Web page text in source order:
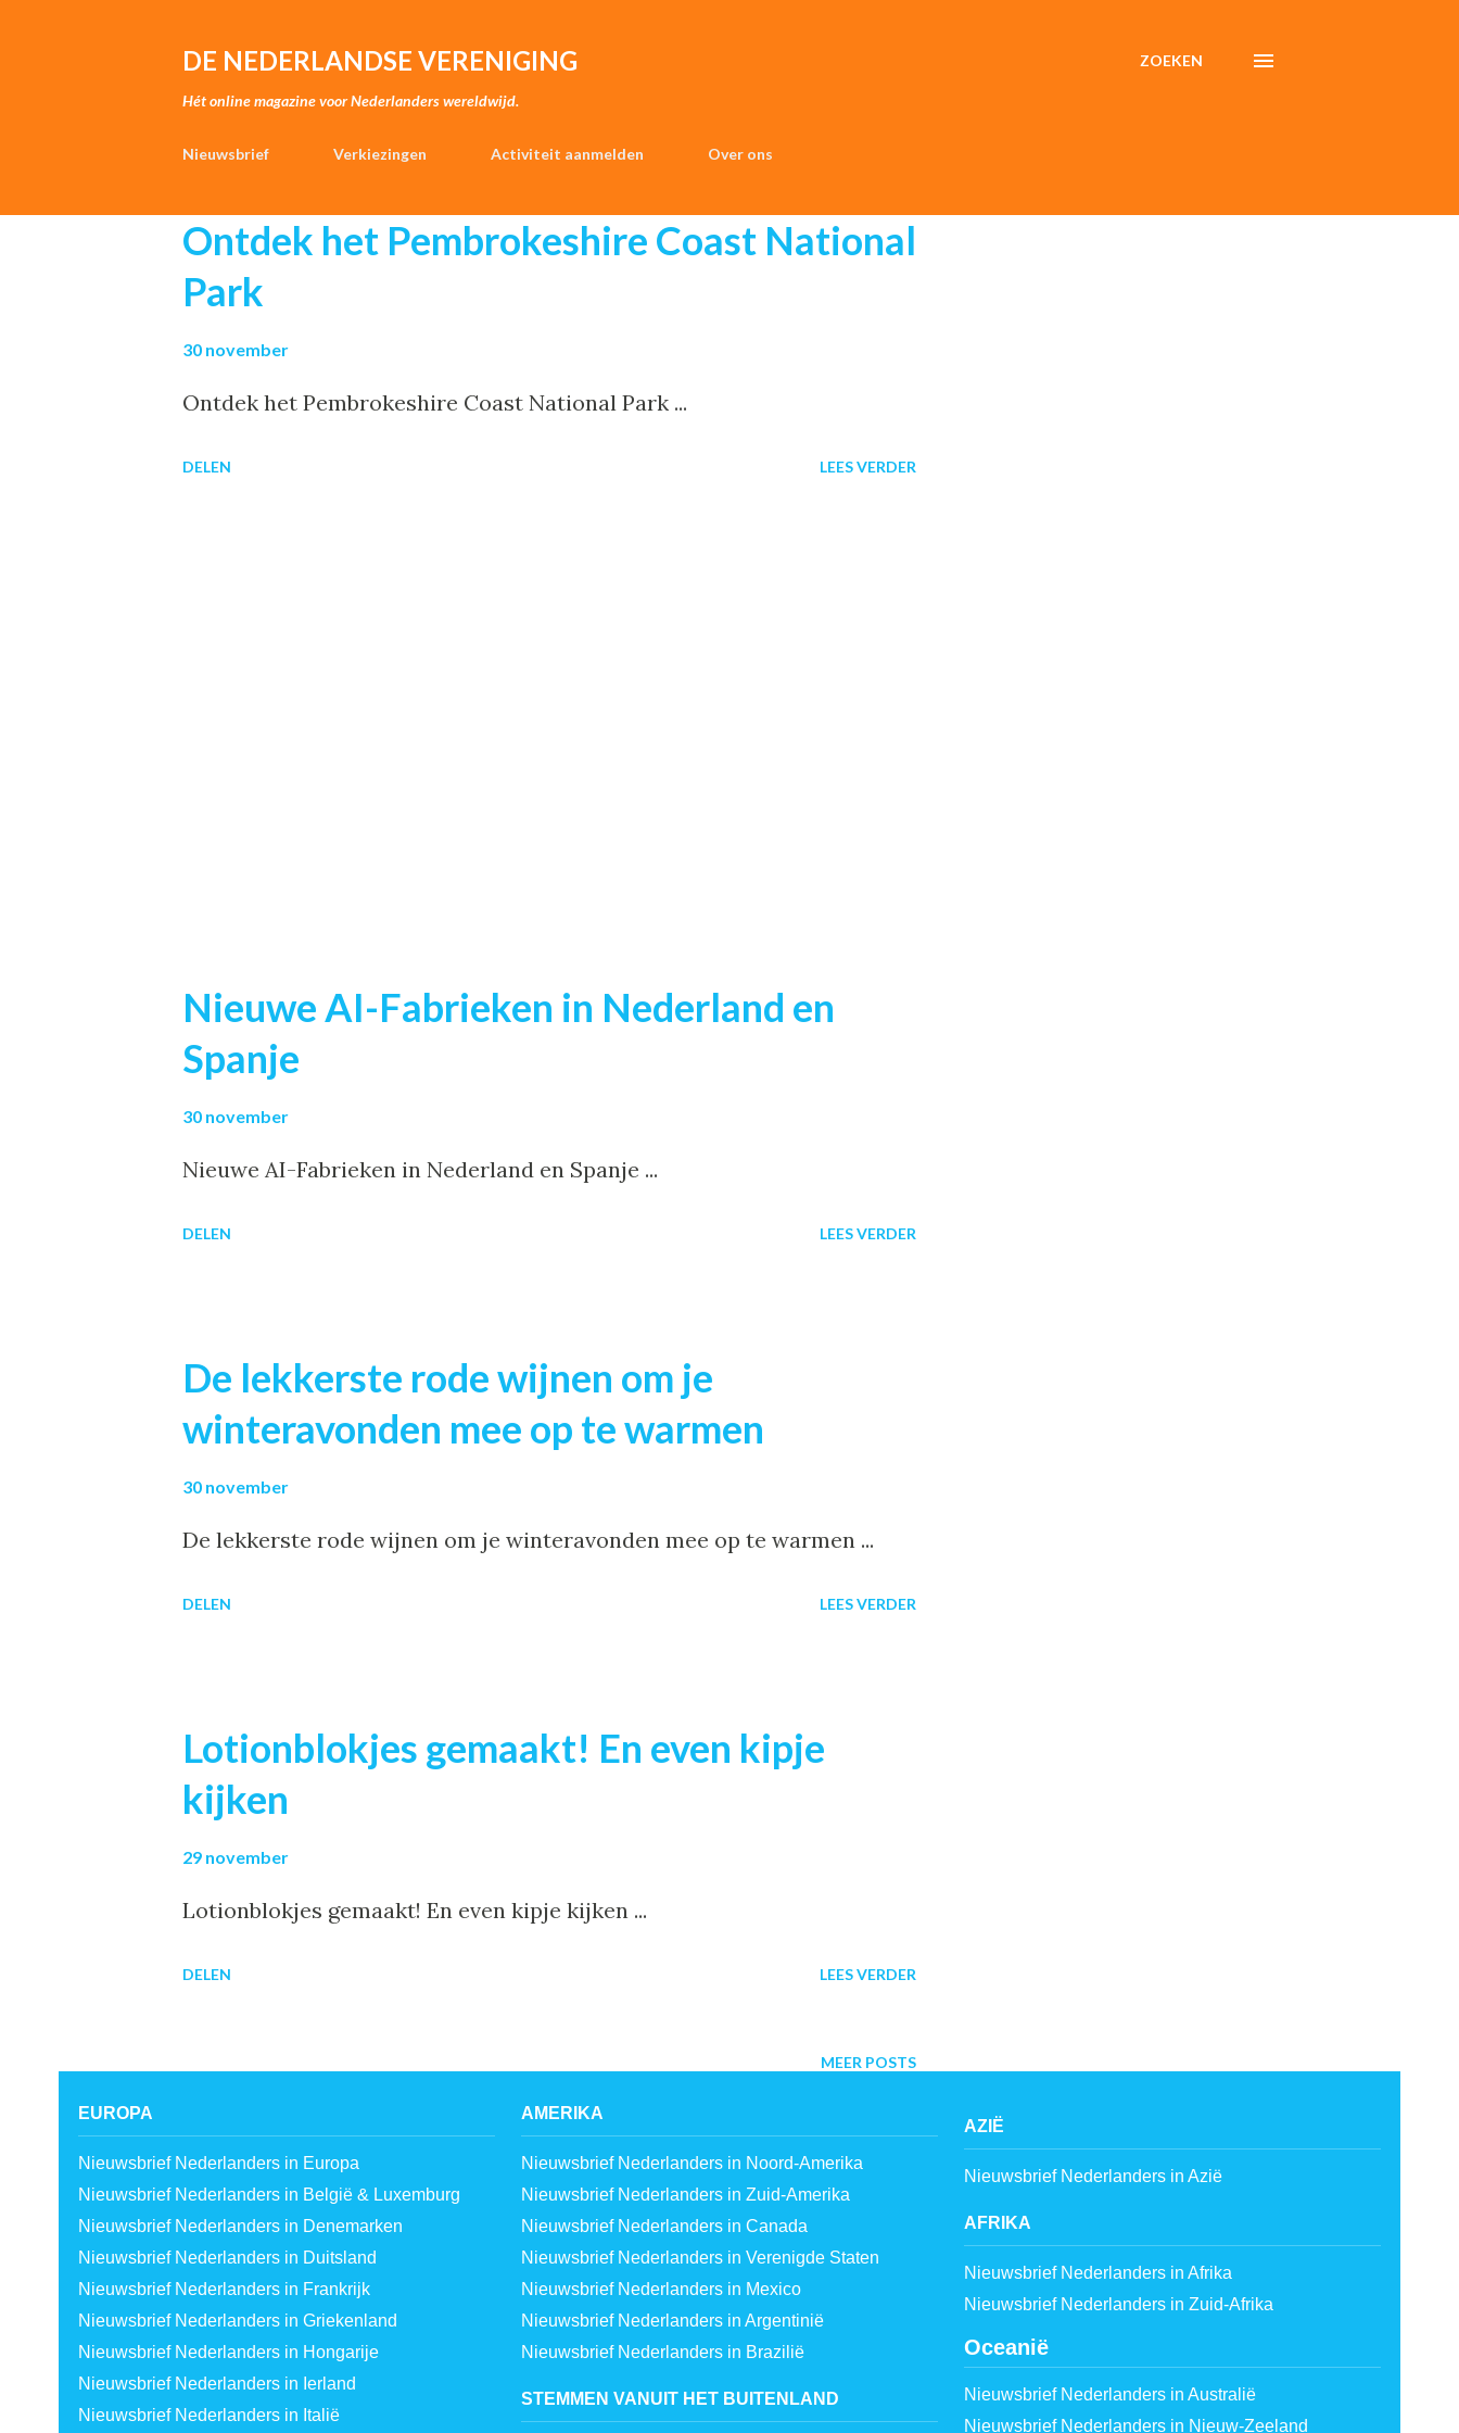
DE NEDERLANDSE VERENIGING
Hét online magazine voor Nederlanders wereldwijd.
ZOEKEN
Nieuwsbrief Verkiezingen Activiteit aanmelden Over ons
Ontdek het Pembrokeshire Coast National
Park
30 november
Ontdek het Pembrokeshire Coast National Park ...
DELEN LEES VERDER
Nieuwe AI-Fabrieken in Nederland en
Spanje
30 november
Nieuwe AI-Fabrieken in Nederland en Spanje ...
DELEN LEES VERDER
De lekkerste rode wijnen om je
winteravonden mee op te warmen
30 november
De lekkerste rode wijnen om je winteravonden mee op te warmen ...
DELEN LEES VERDER
Lotionblokjes gemaakt! En even kipje
kijken
29 november
Lotionblokjes gemaakt! En even kipje kijken ...
DELEN LEES VERDER
MEER POSTS
EUROPA
Nieuwsbrief Nederlanders in Europa
Nieuwsbrief Nederlanders in België & Luxemburg
Nieuwsbrief Nederlanders in Denemarken
Nieuwsbrief Nederlanders in Duitsland
Nieuwsbrief Nederlanders in Frankrijk
Nieuwsbrief Nederlanders in Griekenland
Nieuwsbrief Nederlanders in Hongarije
Nieuwsbrief Nederlanders in Ierland
Nieuwsbrief Nederlanders in Italië
AMERIKA
Nieuwsbrief Nederlanders in Noord-Amerika
Nieuwsbrief Nederlanders in Zuid-Amerika
Nieuwsbrief Nederlanders in Canada
Nieuwsbrief Nederlanders in Verenigde Staten
Nieuwsbrief Nederlanders in Mexico
Nieuwsbrief Nederlanders in Argentinië
Nieuwsbrief Nederlanders in Brazilië
STEMMEN VANUIT HET BUITENLAND
AZIË
Nieuwsbrief Nederlanders in Azië
AFRIKA
Nieuwsbrief Nederlanders in Afrika
Nieuwsbrief Nederlanders in Zuid-Afrika
Oceanië
Nieuwsbrief Nederlanders in Australië
Nieuwsbrief Nederlanders in Nieuw-Zeeland